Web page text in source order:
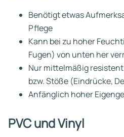
Benötigt etwas
Pflege
Kann bei zu hoher
Fugen) von unten her
Nur mittelmäßig
bzw. Stöße (Eindrücke,
Anfänglich hoher
PVC und Vinyl